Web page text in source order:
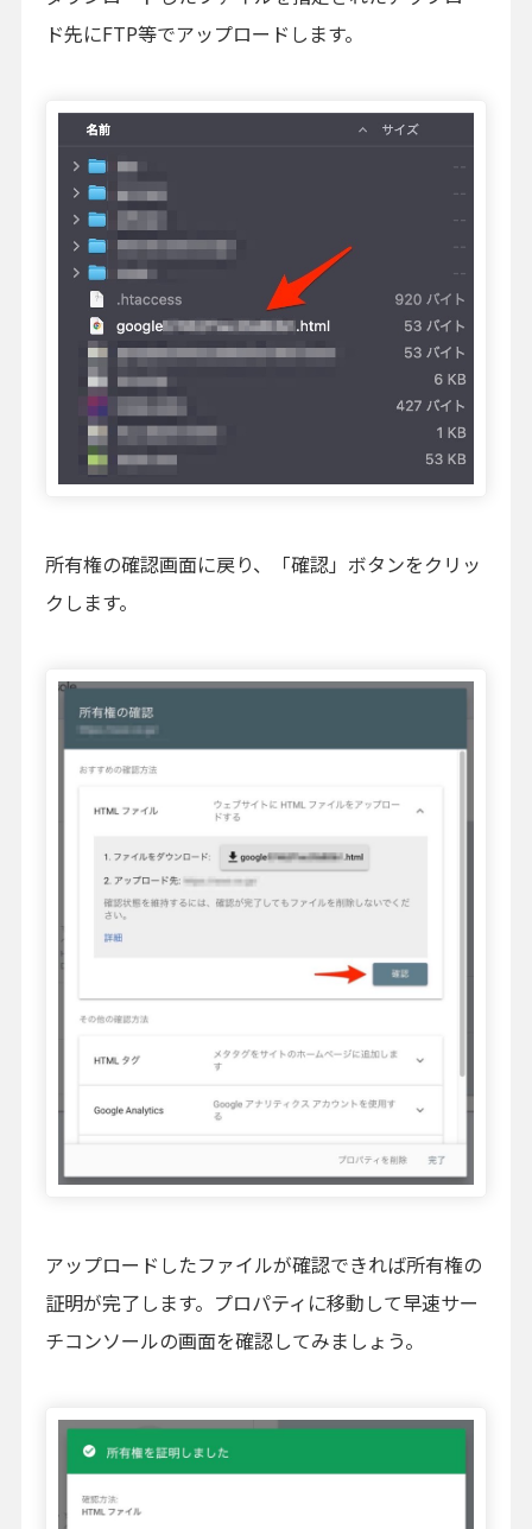
ド先にFTP等でアップロードします。
所有権の確認画面に戻り、「確認」ボタンをクリッ
クします。
アップロードしたファイルが確認できれば所有権の
証明が完了します。プロパティに移動して早速サー
チコンソールの画面を確認してみましょう。